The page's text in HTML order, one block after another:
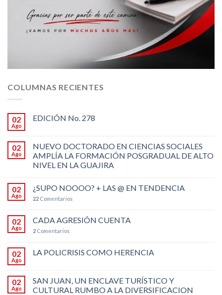
COLUMNAS RECIENTES
02
Ago
EDICIÓN No. 278
02
Ago
NUEVO DOCTORADO EN CIENCIAS SOCIALES
AMPLÍA LA FORMACIÓN POSGRADUAL DE ALTO
NIVEL EN LA GUAJIRA
02
Ago
¿SUPO NOOOO? + LAS @ EN TENDENCIA
22 Comentarios
02
Ago
CADA AGRESIÓN CUENTA
2 Comentarios
02
Ago
LA POLICRISIS COMO HERENCIA
02
Ago
SAN JUAN, UN ENCLAVE TURÍSTICO Y
CULTURAL RUMBO A LA DIVERSIFICACION